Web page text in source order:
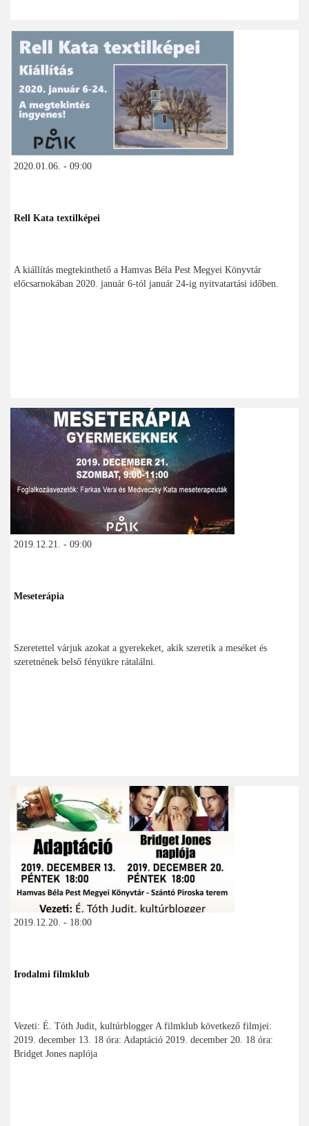
2020.01.06. - 09:00
Rell Kata textilképei
A kiállítás megtekinthető a Hamvas Béla Pest Megyei Könyvtár
előcsarnokában 2020. január 6-tól január 24-ig nyitvatartási időben.
2019.12.21. - 09:00
Meseterápia
Szeretettel várjuk azokat a gyerekeket, akik szeretik a meséket és
szeretnének belső fényükre rátalálni.
2019.12.20. - 18:00
Irodalmi filmklub
Vezeti: É. Tóth Judit, kultúrblogger A filmklub következő filmjei:
2019. december 13. 18 óra: Adaptáció 2019. december 20. 18 óra:
Bridget Jones naplója